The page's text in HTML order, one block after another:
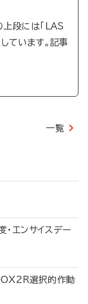
段には「LAS
ています。記事
一覧
エンサイスデー
選択的作動